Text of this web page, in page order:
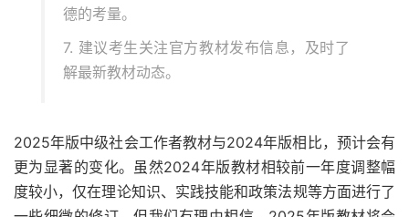
德的考量。
7. 建议考生关注官方教材发布信息，及时了
解最新教材动态。
2025年版中级社会工作者教材与2024年版相比，预计会有
更为显著的变化。虽然2024年版教材相较前一年度调整幅
度较小，仅在理论知识、实践技能和政策法规等方面进行了